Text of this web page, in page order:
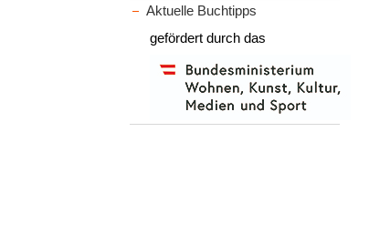
Aktuelle Buchtipps
gefördert durch das